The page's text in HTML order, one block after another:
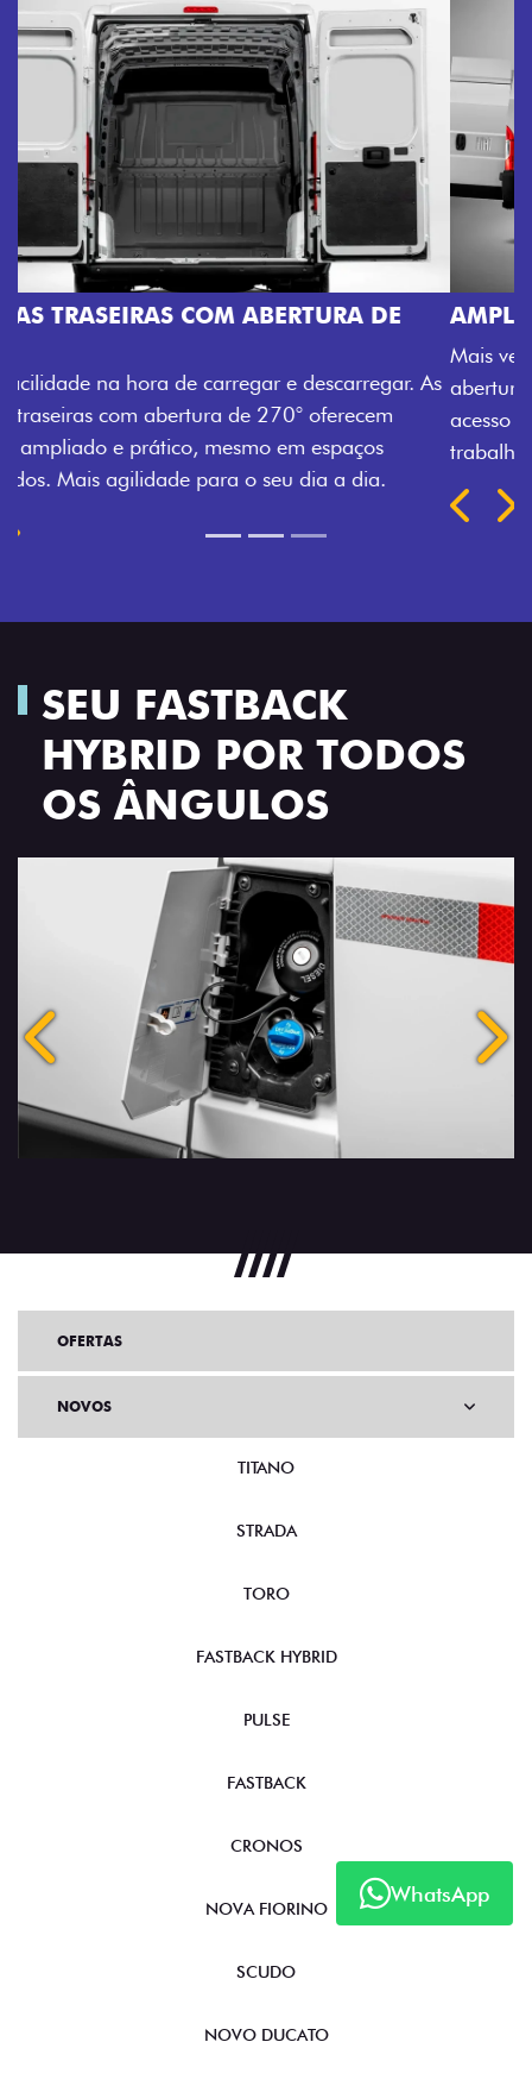
As
AMPLA ABERTURA DA PORTA LATERAL
Mais versatilidade para o seu carregamento. A ampla
abertura da porta lateral do Novo Ducato facilita o
acesso à carga, otimizando tempo e tornando o
trabalho mais eficiente, onde quer que você esteja.
Previous
Next
SEU FASTBACK
HYBRID POR TODOS
OS ÂNGULOS
Anterior
WhatsApp
OFERTAS
NOVOS
TITANO
STRADA
TORO
FASTBACK HYBRID
PULSE
FASTBACK
CRONOS
NOVA FIORINO
SCUDO
NOVO DUCATO